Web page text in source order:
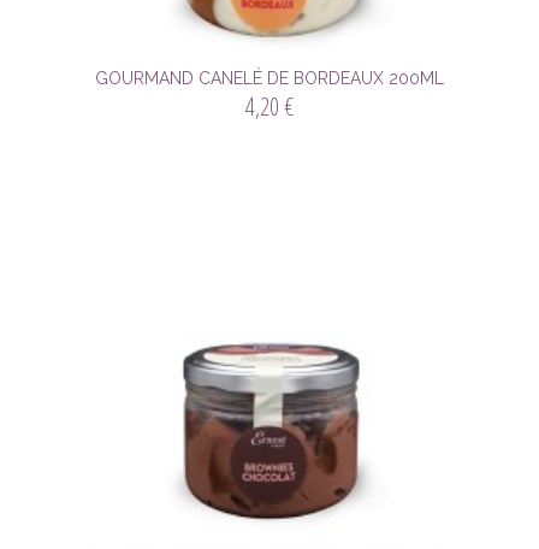
GOURMAND CANELÉ DE BORDEAUX 200ML
4,20 €